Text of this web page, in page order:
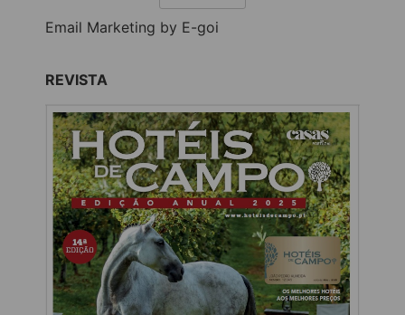
Email Marketing by E-goi
REVISTA